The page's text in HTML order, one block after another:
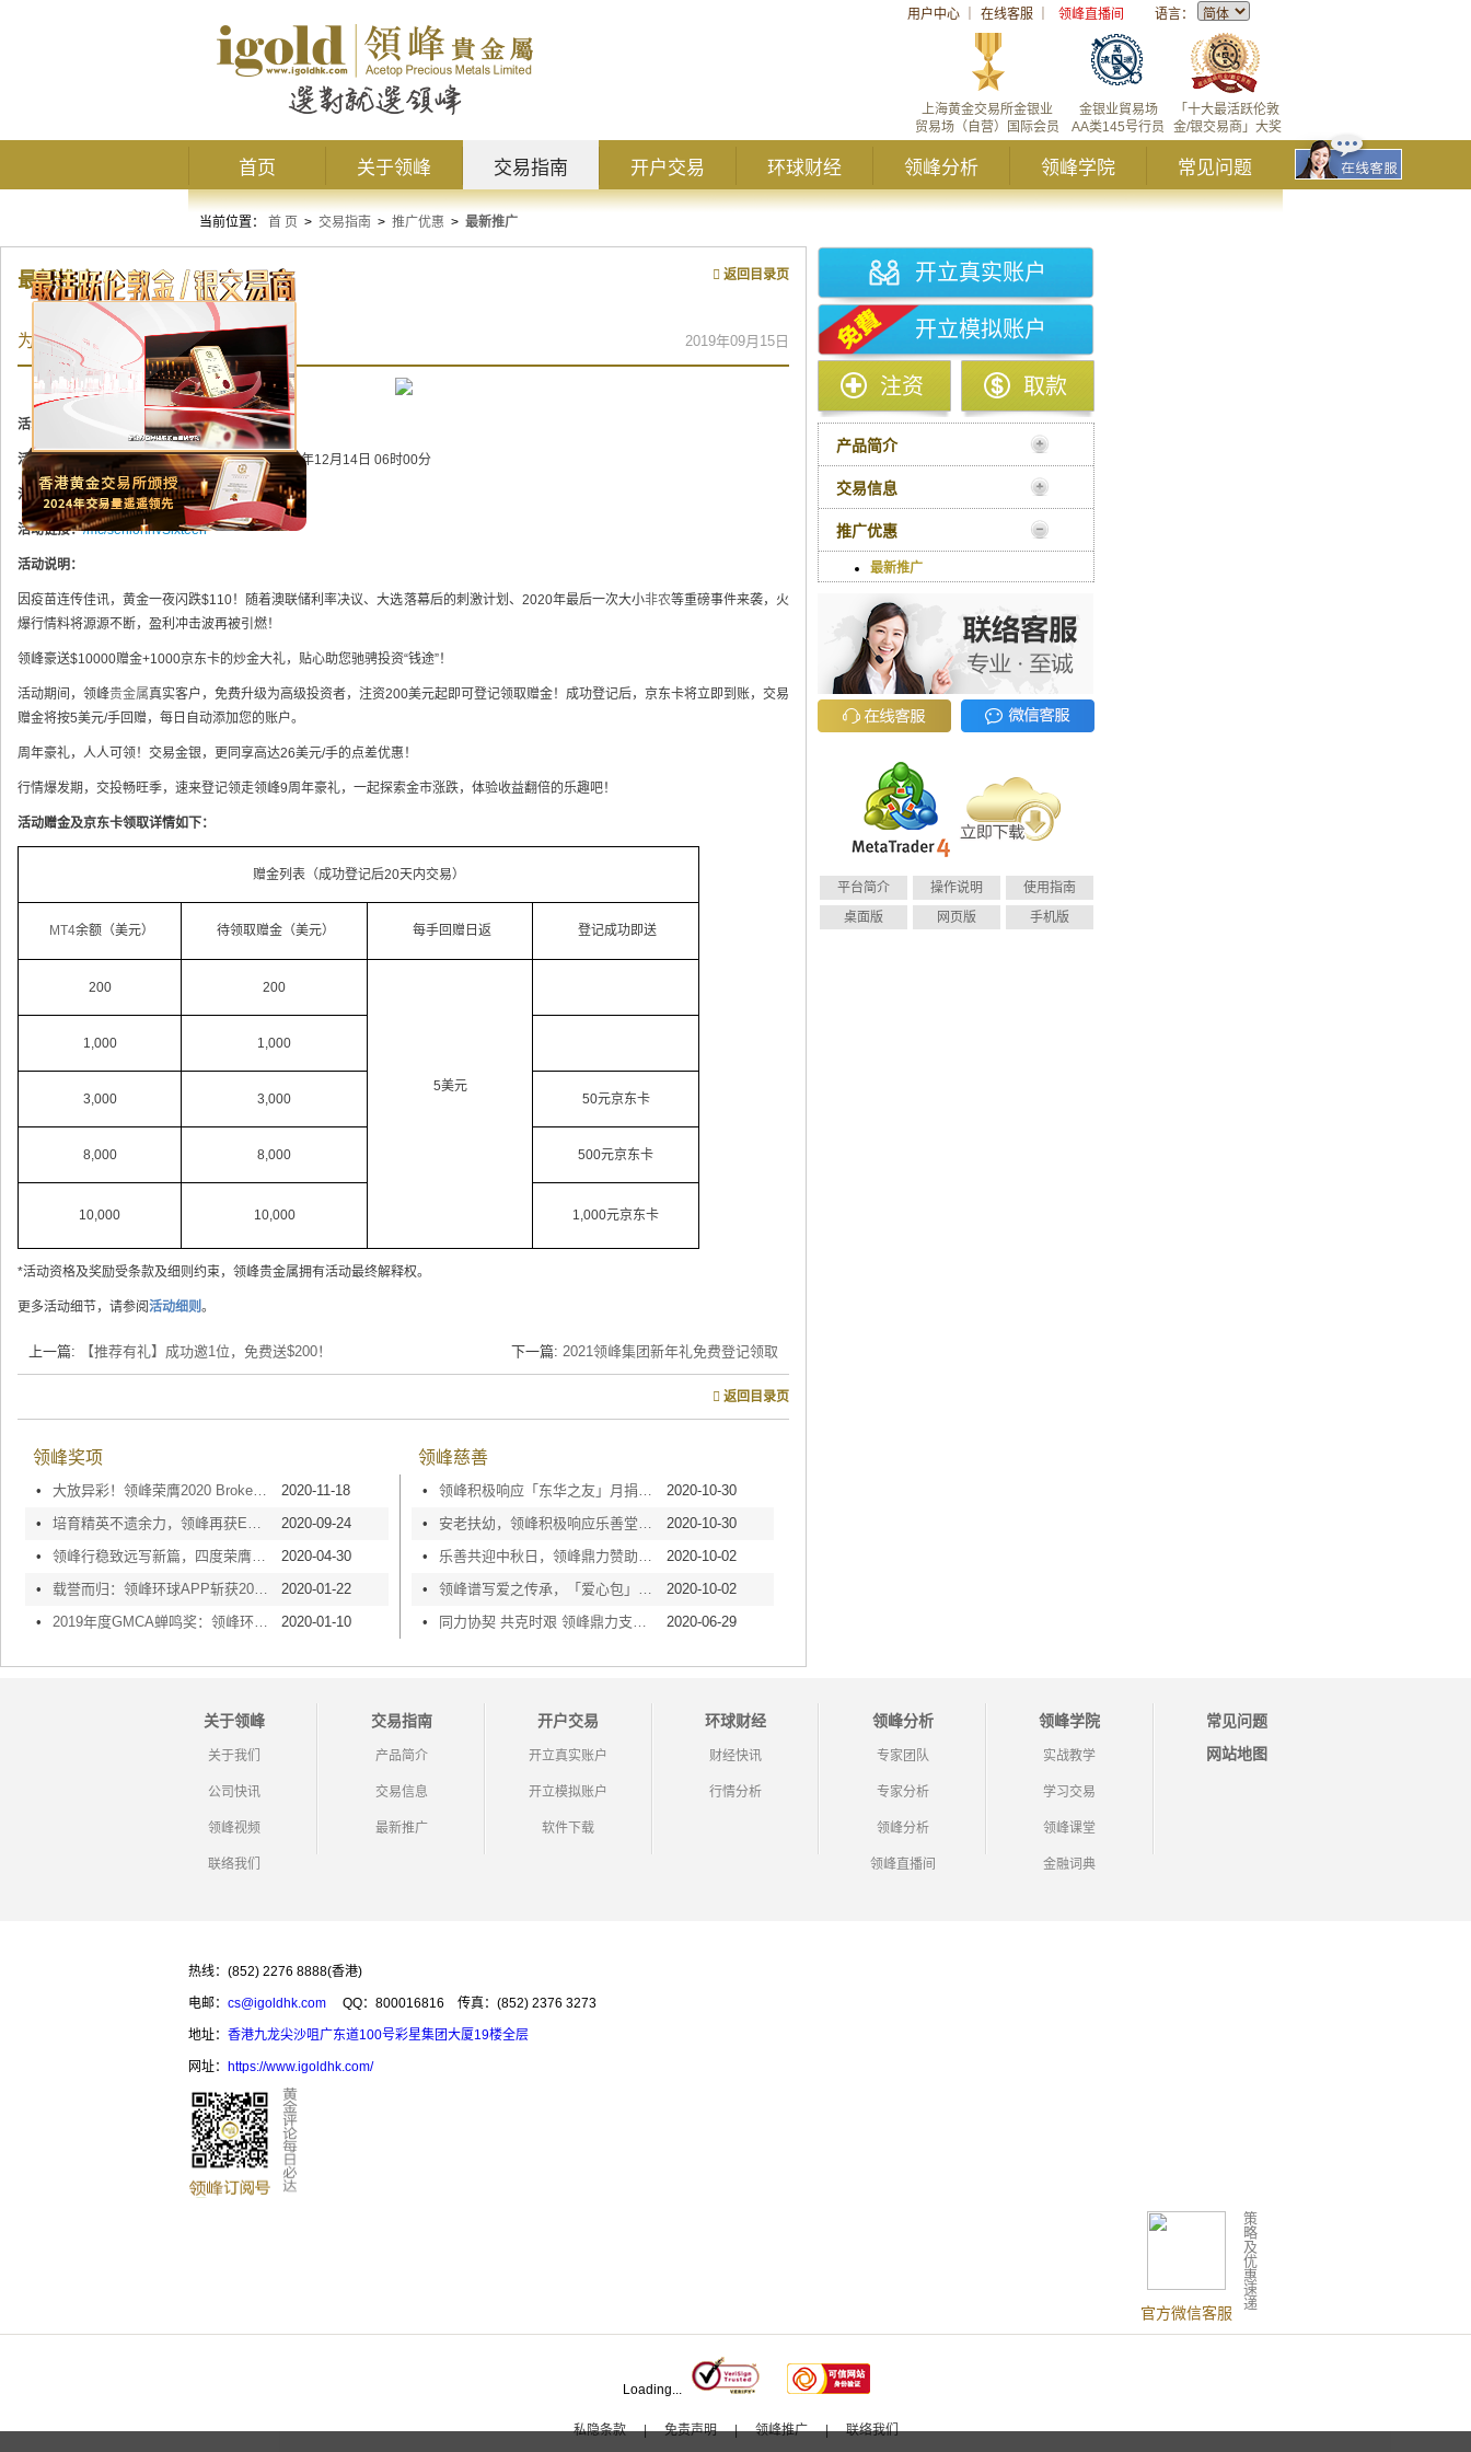
用户中心 在线客服 领峰直播间 语言：
「十大最活跃伦敦
金/银交易商」大奖
金银业貿易场
AA类145号行员
上海黄金交易所金银业
贸易场（自营）国际会员
首页 关于领峰 交易指南 开户交易 环球财经 领峰分析 领峰学院 常见问题
当前位置： 首 页 > 交易指南 > 推广优惠 > 最新推广
最新推广 返回目录页
为盈利加码！领峰9周年豪送$10000 2019年09月15日
活动状态：
活动时间： 2020年11月16日 06时00分 至 2020年12月14日 06时00分
活动对象：所有领峰贵金属真实客户
活动链接：/mc/seniorInvSixteen
活动说明：
因疫苗连传佳讯，黄金一夜闪跌$110！随着澳联储利率决议、大选落幕后的刺激计划、2020年最后一次大小非农等重磅事件来袭，火
爆行情料将源源不断，盈利冲击波再被引燃！
领峰豪送$10000赠金+1000京东卡的炒金大礼，贴心助您驰骋投资“钱途”！
活动期间，领峰贵金属真实客户，免费升级为高级投资者，注资200美元起即可登记领取赠金！成功登记后，京东卡将立即到账，交易
赠金将按5美元/手回赠，每日自动添加您的账户。
周年豪礼，人人可领！交易金银，更同享高达26美元/手的点差优惠！
行情爆发期，交投畅旺季，速来登记领走领峰9周年豪礼，一起探索金市涨跌，体验收益翻倍的乐趣吧！
活动赠金及京东卡领取详情如下：
赠金列表（成功登记后20天内交易）
MT4余额（美元） 待领取赠金（美元） 每手回赠日返 登记成功即送
200 200
5美元
1,000 1,000
3,000 3,000 50元京东卡
8,000 8,000 500元京东卡
10,000 10,000 1,000元京东卡
*活动资格及奖励受条款及细则约束，领峰贵金属拥有活动最终解释权。
更多活动细节，请参阅活动细则。
上一篇: 【推荐有礼】成功邀1位，免费送$200！ 下一篇: 2021领峰集团新年礼免费登记领取
返回目录页
领峰奖项
•
2020-11-18
•
2020-09-24
•
2020-04-30
•
2020-01-22
•
2020-01-10
领峰慈善
•
2020-10-30
•
2020-10-30
•
2020-10-02
•
2020-10-02
•
2020-06-29
开立真实账户
开立模拟账户
注资 取款
产品简介
交易信息
推广优惠
最新推广
平台简介 操作说明
使用指南
桌面版
网页版 手机版
关于领峰
关于我们
公司快讯
领峰视频
联络我们
交易指南
产品简介
交易信息
最新推广
开户交易
开立真实账户
开立模拟账户
软件下载
环球财经
财经快讯
行情分析
领峰分析
专家团队
专家分析
领峰分析
领峰直播间
领峰学院
实战教学
学习交易
领峰课堂
金融词典
常见问题
网站地图
热线：(852) 2276 8888(香港)
电邮： cs@igoldhk.com QQ：800016816 传真：(852) 2376 3273
地址： 香港九龙尖沙咀广东道100号彩星集团大厦19楼全层
网址： https://www.igoldhk.com/
官方微信客服
策
略
及
优
惠
速
递
Loading...
私隐条款 | 免责声明 | 领峰推广 | 联络我们